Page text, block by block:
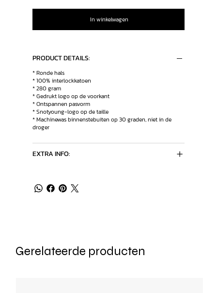
In winkelwagen
PRODUCT DETAILS:
* Ronde hals
* 100% interlockkatoen
* 280 gram
* Gedrukt logo op de voorkant
* Ontspannen pasvorm
* Snotyoung-logo op de taille
* Machinewas binnenstebuiten op 30 graden, niet in de
droger
EXTRA INFO:
Gerelateerde producten